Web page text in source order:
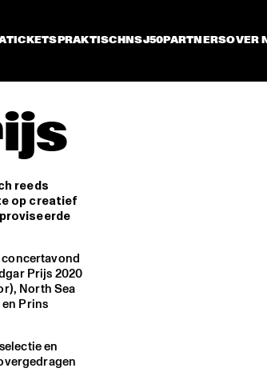
TICKETSPRAKTISCHNSJ50PARTNERSOVER
reeds
op creatief
Prijs 2020
North Sea
Prins
en